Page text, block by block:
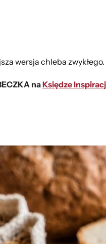
wersja chleba zwykłego.
naKsiędze